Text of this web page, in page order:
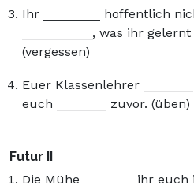
Ihr ________ hoffentlich
__________, was ihr
(vergessen)
Euer Klassenlehrer
euch _______ zuvor. (üben)
Futur II
Die Mühe _______ ihr